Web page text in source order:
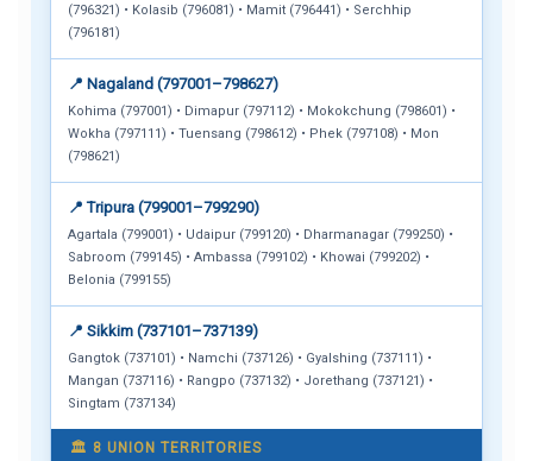
(796321) • Kolasib (796081) • Mamit (796441) • Serchhip
(796181)
📍 Nagaland (797001–798627)
Kohima (797001) • Dimapur (797112) • Mokokchung (798601) •
Wokha (797111) • Tuensang (798612) • Phek (797108) • Mon
(798621)
📍 Tripura (799001–799290)
Agartala (799001) • Udaipur (799120) • Dharmanagar (799250) •
Sabroom (799145) • Ambassa (799102) • Khowai (799202) •
Belonia (799155)
📍 Sikkim (737101–737139)
Gangtok (737101) • Namchi (737126) • Gyalshing (737111) •
Mangan (737116) • Rangpo (737132) • Jorethang (737121) •
Singtam (737134)
🏛️ 8 UNION TERRITORIES